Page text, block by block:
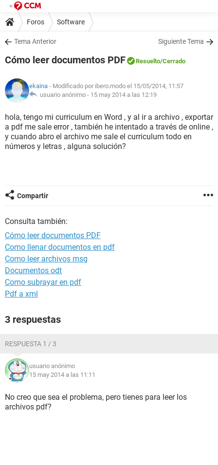
Foros Software
Tema Anterior Siguiente Tema
Cómo leer documentos PDF Resuelto/Cerrado
ekaina - Modificado por ibero.modo el 15/05/2014, 11:57
usuario anónimo - 15 may 2014 a las 12:19
hola, tengo mi curriculum en Word , y al ir a archivo , exportar
a pdf me sale error , también he intentado a través de online ,
y cuando abro el archivo me sale el curriculum todo en
números y letras , alguna solución?
Compartir
Consulta también:
Cómo leer documentos PDF
Como llenar documentos en pdf
Como leer archivos msg
Documentos odt
Como subrayar en pdf
Pdf a xml
3 respuestas
RESPUESTA 1 / 3
usuario anónimo
15 may 2014 a las 11:11
No creo que sea el problema, pero tienes para leer los
archivos pdf?